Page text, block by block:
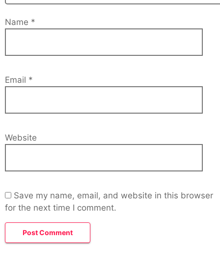
Name *
Email *
Website
Save my name, email, and website in this browser
for the next time I comment.